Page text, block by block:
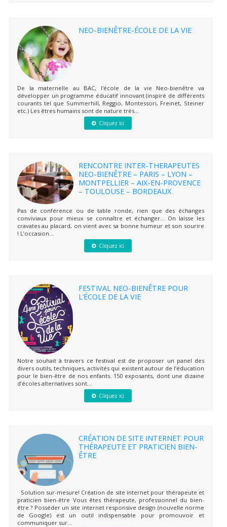
NEO-BIENÊTRE-ÉCOLE DE LA VIE
De la maternelle au BAC, l'école de la vie Neo-bienêtre va
développer un programme éducatif innovant (inspiré de différents
courants tel que Summerhill, Reggio, Montessori, Freinet, Steiner
etc.) Les êtres humains sont de nature très...
Cliquez ici
RENCONTRE INTER-THERAPEUTES
NEO-BIENÊTRE – PARIS – LYON –
MONTPELLIER – AIX-EN-PROVENCE
– TOULOUSE – BORDEAUX
Pas de conférence ou de table ronde, rien que des échanges
conviviaux pour mieux se connaître et échanger… On laisse les
cravates au placard, on vient avec sa bonne humeur et son sourire
! L’occasion...
Cliquez ici
FESTIVAL NEO-BIENÊTRE POUR
L’ÉCOLE DE LA VIE
Notre souhait à travers ce festival est de proposer un panel des
divers outils, techniques, activités qui existent autour de l’éducation
pour le bien-être de nos enfants. 150 exposants, dont une dizaine
d’écoles alternatives sont...
Cliquez ici
CRÉATION DE SITE INTERNET POUR
THÉRAPEUTE ET PRATICIEN BIEN-
ÊTRE
Solution sur-mesure! Création de site internet pour thérapeute et
praticien bien-être Vous êtes thérapeute, professionnel du bien-
être ? Posséder un site internet responsive design (nouvelle norme
de Google) est un outil indispensable pour promouvoir et
communiquer sur...